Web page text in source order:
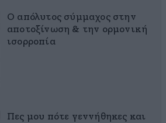
Ο απόλυτος σύμμαχος στην
αποτοξίνωση & την ορμονική
ισορροπία
Πες μου πότε γεννήθηκες και